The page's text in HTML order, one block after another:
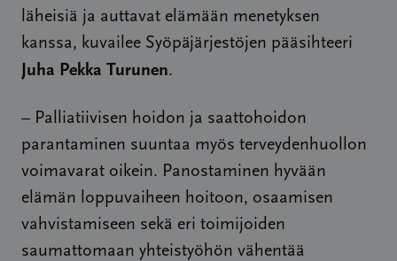
läheisiä ja auttavat elämään menetyksen
kanssa, kuvailee Syöpäjärjestöjen pääsihteeri
Juha Pekka Turunen.
– Palliatiivisen hoidon ja saattohoidon
parantaminen suuntaa myös terveydenhuollon
voimavarat oikein. Panostaminen hyvään
elämän loppuvaiheen hoitoon, osaamisen
vahvistamiseen sekä eri toimijoiden
saumattomaan yhteistyöhön vähentää